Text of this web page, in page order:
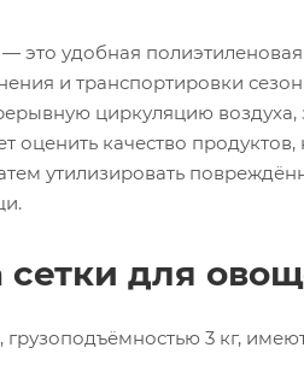
это удобная
и транспортировки
циркуляцию
оценить качество
утилизировать
для
3 кг,